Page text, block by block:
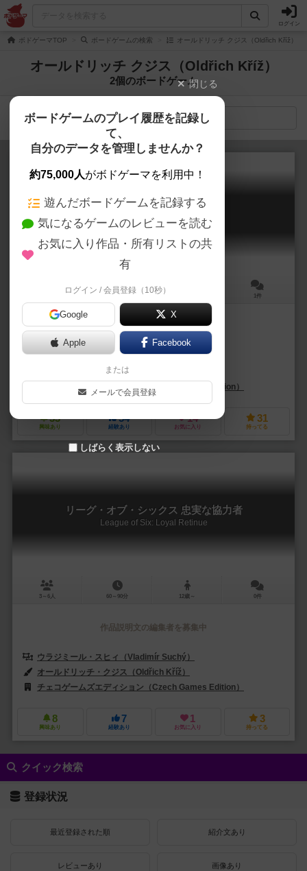
ログイン
ボドゲーマTOP ボードゲームの検索 オールドリッチ クジス（Oldřich Kříž） 2
オールドリッチ クジス（Oldřich Kříž）
2個のボードゲーム
検索メニュー
リーグ・オブ・シックス
League of Six
75～120分 1件
作品説明文の編集者を募集中
ウラジミール・スヒィ（Vladimír Suchý）
オールドリッチ・クジス（Oldřich Kříž）
チェコゲームズエディション（Czech Games Edition）
33
興味あり
54
経験あり
14
お気に入り
31
持ってる
リーグ・オブ・シックス 忠実な協力者
League of Six: Loyal Retinue
3～6人 60～90分 12歳～ 0件
作品説明文の編集者を募集中
ウラジミール・スヒィ（Vladimír Suchý）
オールドリッチ・クジス（Oldřich Kříž）
チェコゲームズエディション（Czech Games Edition）
8
興味あり
7
経験あり
1
お気に入り
3
持ってる
クイック検索
登録状況
最近登録された順 紹介文あり
レビューあり 画像あり
閉じる
ボードゲームのプレイ履歴を記録し
て、
自分のデータを管理しませんか？
約75,000人がボドゲーマを利用中！
遊んだボードゲームを記録する
気になるゲームのレビューを読む
お気に入り作品・所有リストの共
有
ログイン / 会員登録（10秒）
Google X
Apple Facebook
または
メールで会員登録
しばらく表示しない